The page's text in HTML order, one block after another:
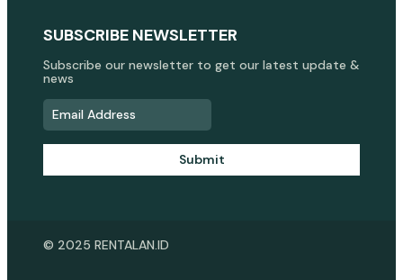
SUBSCRIBE NEWSLETTER
Subscribe our newsletter to get our latest update &
news
Submit
© 2025 RENTALAN.ID